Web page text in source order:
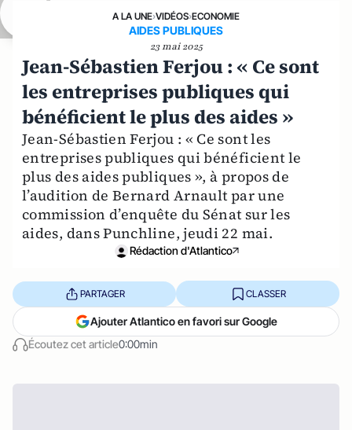
A LA UNE›VIDÉOS›ECONOMIE
AIDES PUBLIQUES
23 mai 2025
Jean-Sébastien Ferjou : « Ce sont
les entreprises publiques qui
bénéficient le plus des aides »
Jean-Sébastien Ferjou : « Ce sont les
entreprises publiques qui bénéficient le
plus des aides publiques », à propos de
l’audition de Bernard Arnault par une
commission d’enquête du Sénat sur les
aides, dans Punchline, jeudi 22 mai.
Rédaction d'Atlantico
Écoutez cet article0:00min
PARTAGER CLASSER
Ajouter Atlantico en favori sur Google